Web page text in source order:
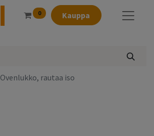
0 Kauppa
Ovenlukko, rautaa iso